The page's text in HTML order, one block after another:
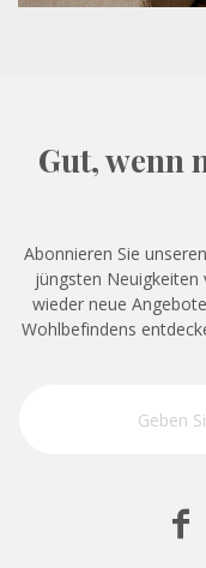
Gut, wenn
Abonnieren Sie
jüngsten Neuigkeiten
wieder neue
Wohlbefindens